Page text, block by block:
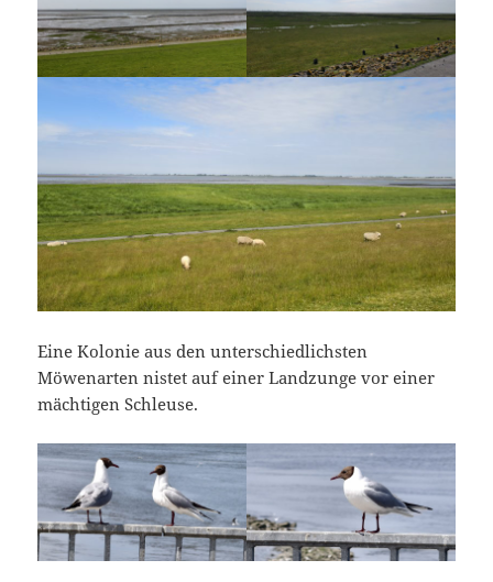
Eine Kolonie aus den unterschiedlichsten
Möwenarten nistet auf einer Landzunge vor einer
mächtigen Schleuse.